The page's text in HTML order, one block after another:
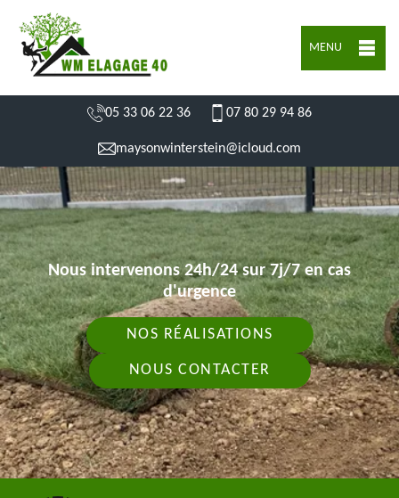
MENU
05 33 06 22 36 07 80 29 94 86
maysonwinterstein@icloud.com
Nous intervenons 24h/24 sur 7j/7 en cas
d'urgence
NOS RÉALISATIONS
NOUS CONTACTER